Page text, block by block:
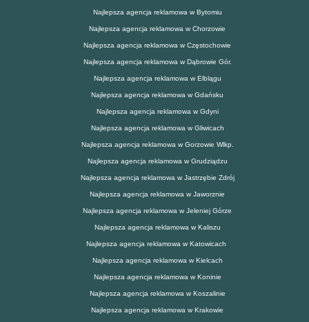
Najlepsza agencja reklamowa w Bytomiu
Najlepsza agencja reklamowa w Chorzowie
Najlepsza agencja reklamowa w Częstochowie
Najlepsza agencja reklamowa w Dąbrowie Gór.
Najlepsza agencja reklamowa w Elblągu
Najlepsza agencja reklamowa w Gdańsku
Najlepsza agencja reklamowa w Gdyni
Najlepsza agencja reklamowa w Gliwicach
Najlepsza agencja reklamowa w Gorzowie Wlkp.
Najlepsza agencja reklamowa w Grudziądzu
Najlepsza agencja reklamowa w Jastrzębie Zdrój
Najlepsza agencja reklamowa w Jaworznie
Najlepsza agencja reklamowa w Jeleniej Górze
Najlepsza agencja reklamowa w Kaliszu
Najlepsza agencja reklamowa w Katowicach
Najlepsza agencja reklamowa w Kielcach
Najlepsza agencja reklamowa w Koninie
Najlepsza agencja reklamowa w Koszalinie
Najlepsza agencja reklamowa w Krakowie